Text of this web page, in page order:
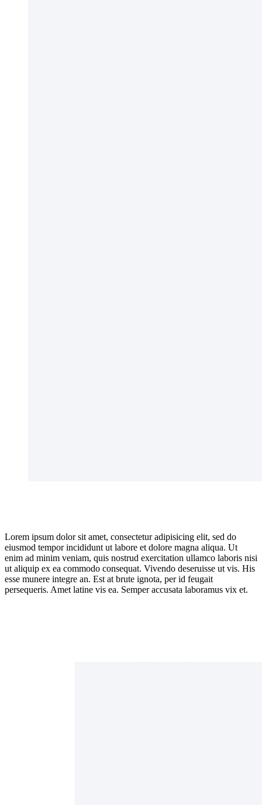
Lorem ipsum dolor sit amet, consectetur adipisicing elit, sed do
eiusmod tempor incididunt ut labore et dolore magna aliqua. Ut
enim ad minim veniam, quis nostrud exercitation ullamco laboris nisi
ut aliquip ex ea commodo consequat. Vivendo deseruisse ut vis. His
esse munere integre an. Est at brute ignota, per id feugait
persequeris. Amet latine vis ea. Semper accusata laboramus vix et.